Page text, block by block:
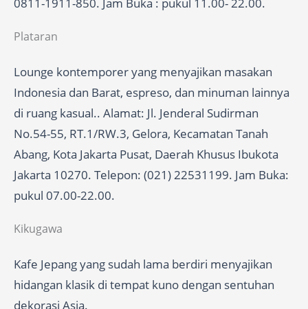
0811-1911-850. Jam Buka : pukul 11.00- 22.00.
Plataran
Lounge kontemporer yang menyajikan masakan
Indonesia dan Barat, espreso, dan minuman lainnya
di ruang kasual.. Alamat: Jl. Jenderal Sudirman
No.54-55, RT.1/RW.3, Gelora, Kecamatan Tanah
Abang, Kota Jakarta Pusat, Daerah Khusus Ibukota
Jakarta 10270. Telepon: (021) 22531199. Jam Buka:
pukul 07.00-22.00.
Kikugawa
Kafe Jepang yang sudah lama berdiri menyajikan
hidangan klasik di tempat kuno dengan sentuhan
dekorasi Asia.